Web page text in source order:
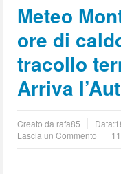
Meteo
ore di
tracollo
Arriva
Creato da rafa85 Data:
Lascia un Commento